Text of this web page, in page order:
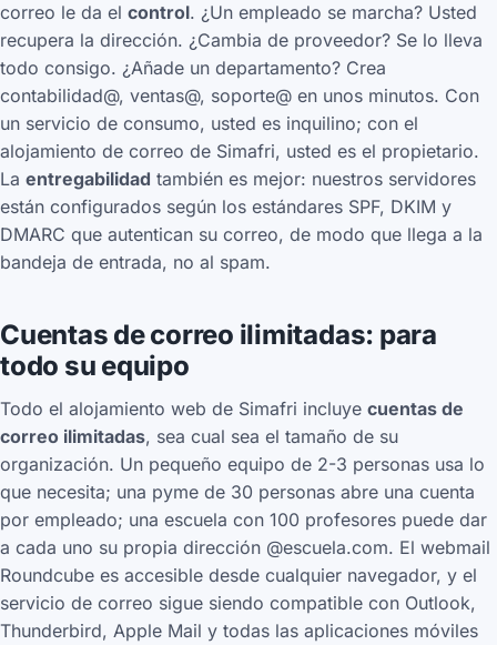
correo le da el control. ¿Un empleado se marcha? Usted
recupera la dirección. ¿Cambia de proveedor? Se lo lleva
todo consigo. ¿Añade un departamento? Crea
contabilidad@, ventas@, soporte@ en unos minutos. Con
un servicio de consumo, usted es inquilino; con el
alojamiento de correo de Simafri, usted es el propietario.
La entregabilidad también es mejor: nuestros servidores
están configurados según los estándares SPF, DKIM y
DMARC que autentican su correo, de modo que llega a la
bandeja de entrada, no al spam.
Cuentas de correo ilimitadas: para
todo su equipo
Todo el alojamiento web de Simafri incluye cuentas de
correo ilimitadas, sea cual sea el tamaño de su
organización. Un pequeño equipo de 2-3 personas usa lo
que necesita; una pyme de 30 personas abre una cuenta
por empleado; una escuela con 100 profesores puede dar
a cada uno su propia dirección @escuela.com. El webmail
Roundcube es accesible desde cualquier navegador, y el
servicio de correo sigue siendo compatible con Outlook,
Thunderbird, Apple Mail y todas las aplicaciones móviles